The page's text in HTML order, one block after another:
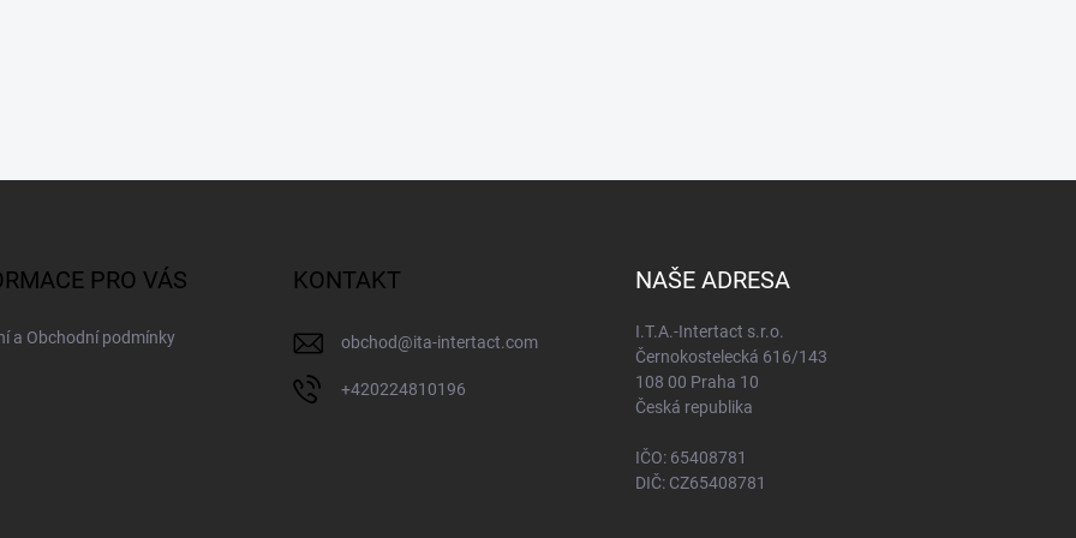
PRO VÁS
a Obchodní podmínky
KONTAKT
obchod@ita-intertact.com
+420224810196
NAŠE ADRESA
I.T.A.-Intertact s.r.o.
Černokostelecká 616/143
108 00 Praha 10
Česká republika
IČO: 65408781
DIČ: CZ65408781